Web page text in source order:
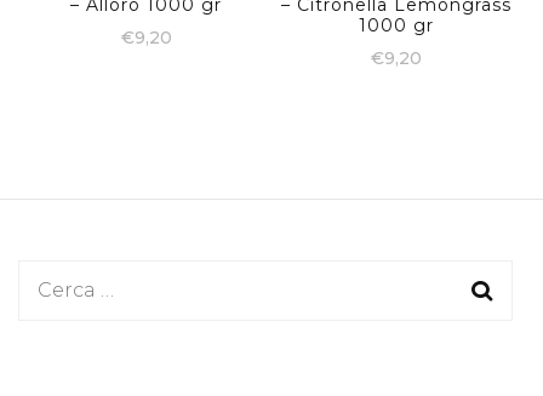
– Alloro 1000 gr
€9,20
– Citronella Lemongrass
1000 gr
€9,20
Ricerca